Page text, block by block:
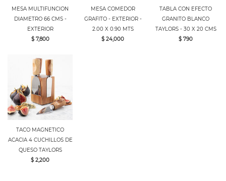
MESA MULTIFUNCION
DIAMETRO 66 CMS -
EXTERIOR
$ 7,800
MESA COMEDOR
GRAFITO - EXTERIOR -
2.00 X 0.90 MTS
$ 24,000
TABLA CON EFECTO
GRANITO BLANCO
TAYLORS - 30 X 20 CMS
$ 790
TACO MAGNETICO
ACACIA 4 CUCHILLOS DE
QUESO TAYLORS
$ 2,200